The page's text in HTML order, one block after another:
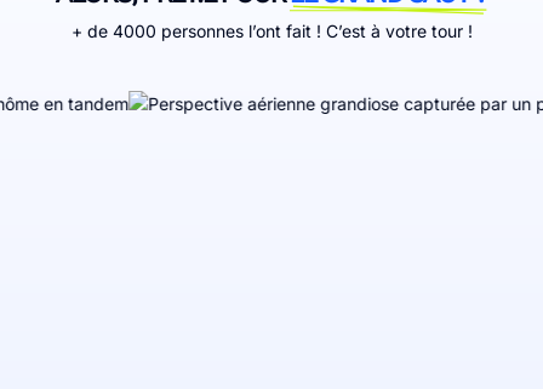
+ de 4000 personnes l’ont fait ! C’est à votre tour !